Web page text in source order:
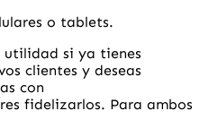
o tablets.
utilidad si ya tienes
clientes y deseas
con
fidelizarlos. Para ambos